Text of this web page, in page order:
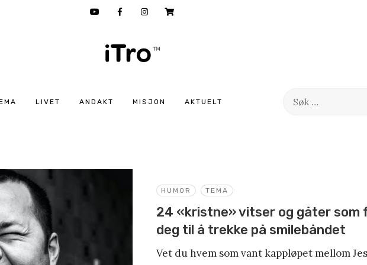
LIVET ANDAKT MISJON AKTUELT
Søk
HUMOR TEMA
24 «kristne» vitser og gåter som
deg til å trekke på smilebåndet
Vet du hvem som vant kappløpet mellom